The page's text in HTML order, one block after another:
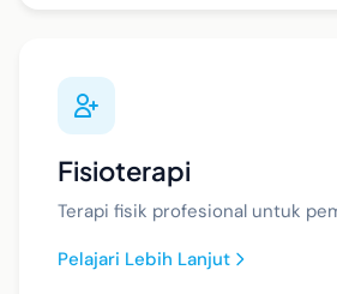
Fisioterapi
Terapi fisik profesional untuk
Pelajari Lebih Lanjut